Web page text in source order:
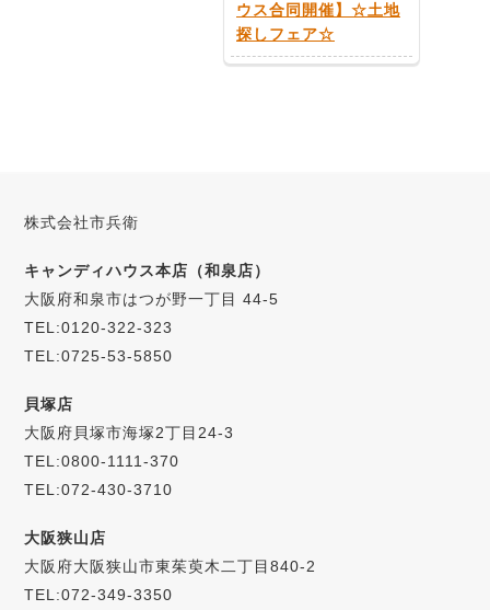
ウス合同開催】☆土地
探しフェア☆
株式会社市兵衛
キャンディハウス本店（和泉店）
大阪府和泉市はつが野一丁目 44-5
TEL:0120-322-323
TEL:0725-53-5850
貝塚店
大阪府貝塚市海塚2丁目24-3
TEL:0800-1111-370
TEL:072-430-3710
大阪狭山店
大阪府大阪狭山市東茱萸木二丁目840-2
TEL:072-349-3350